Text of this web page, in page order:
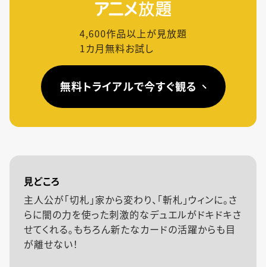
4,600作品以上が見放題
1カ月無料お試し
無料トライアルで今すぐ観る
見どころ
主人公が「切札」家から変わり、「斬札」ウィンに。さ
らに闇の力を使った刺激的なデュエルがドキドキさ
せてくれる。もちろん新たなカードの活躍からも目
が離せない！